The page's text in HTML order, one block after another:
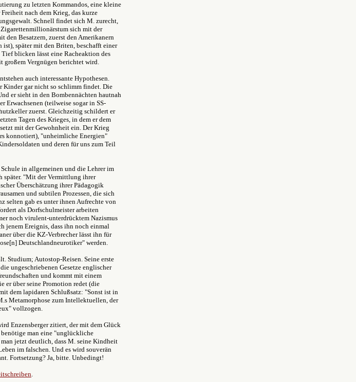
zu letzten Kommandos, eine kleine
nach dem Krieg, das kurze
Schnell findet sich M. zurecht,
sich mit der
den Besatzern, zuerst den Amerikanern
später mit den Briten, beschafft einer
blicken lässt eine Racheaktion des
großem Vergnügen berichtet wird.
auch interessante Hypothesen.
Kinder gar nicht so schlimm findet. Die
er sieht in den Bombennächten hautnah
Erwachsenen (teilweise sogar in SS-
zuerst. Gleichzeitig schildert er
Tagen des Krieges, in dem er dem
mit der Gewohnheit ein. Der Krieg
konnotiert), "unheimliche Energien"
und deren für uns zum Teil
in allgemeinen und die Lehrer im
später. "Mit der Vermittlung ihrer
Überschätzung ihrer Pädagogik
und subtilen Prozessen, die sich
selten gab es unter ihnen Aufrechte von
als Dorfschulmeister arbeiten
noch virulent-unterdrücktem Nazismus
jenem Ereignis, dass ihn noch einmal
über die KZ-Verbrecher lässt ihn für
Deutschlandneurotiker" werden.
Studium; Autostop-Reisen. Seine erste
ungeschriebenen Gesetze englischer
und kommt mit einem
er über seine Promotion redet (die
dem lapidaren Schlußsatz: "Sonst ist in
Metamorphose zum Intellektuellen, der
vollzogen.
Enzensberger zitiert, der mit dem Glück
man eine "unglückliche
jetzt deutlich, dass M. seine Kindheit
im falschen. Und es wird souverän
Fortsetzung? Ja, bitte. Unbedingt!
.